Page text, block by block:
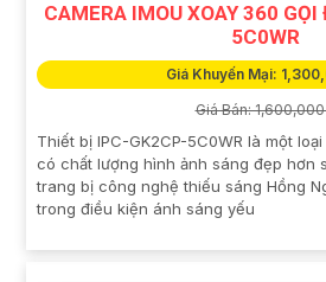
CAMERA IMOU XOAY 360
5C0WR
Giá Khuyến Mại:
Giá Bán:
Thiết bị IPC-GK2CP-5C0WR là một
có chất lượng hình ảnh sáng đẹp hơn
trang bị công nghệ thiếu sáng Hồng
trong điều kiện ánh sáng yếu